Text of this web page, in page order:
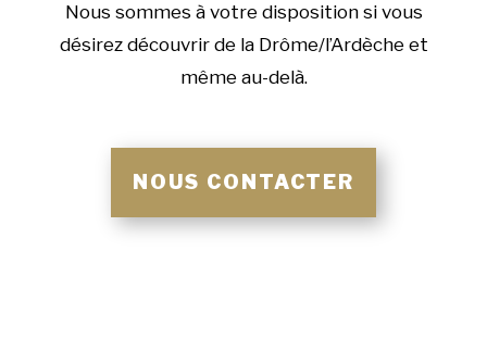
Nous sommes à votre disposition si vous
désirez découvrir de la Drôme/l’Ardèche et
même au-delà.
NOUS CONTACTER